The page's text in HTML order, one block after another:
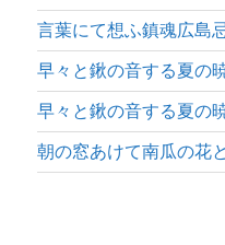
言葉にて想ふ鎮魂広島
早々と鍬の音する夏の
早々と鍬の音する夏の
朝の窓あけて南瓜の花